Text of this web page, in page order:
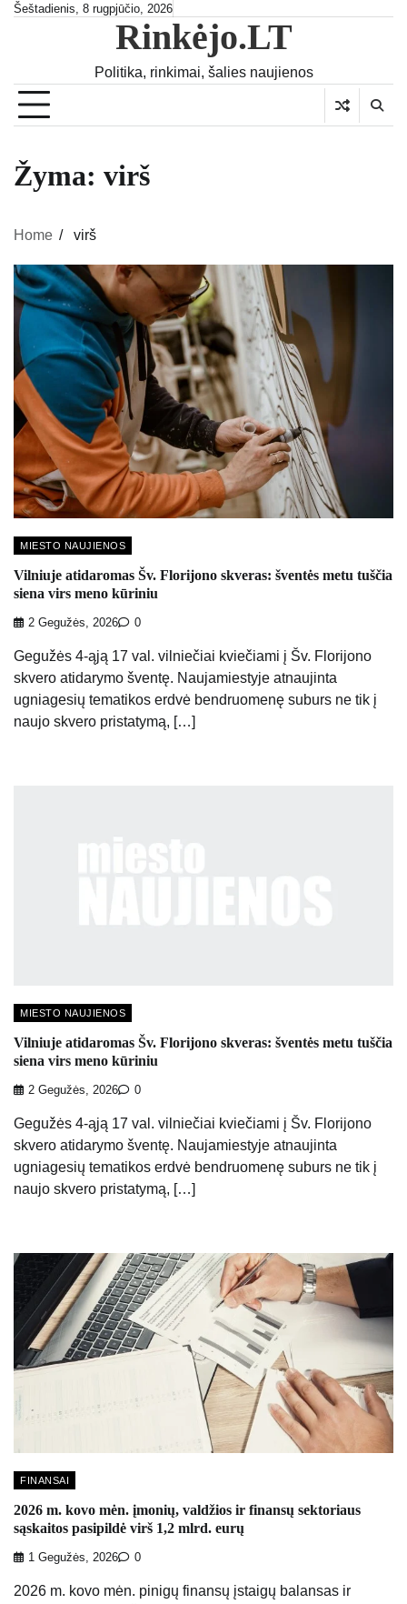
SkipŠeštadienis, 8 rugpjūčio, 2026
Rinkėjo.LT
Politika, rinkimai, šalies naujienos
Žyma: virš
Home virš
MIESTO NAUJIENOS
Vilniuje atidaromas Šv. Florijono skveras: šventės metu tuščia
siena virs meno kūriniu
2 Gegužės, 2026 0
Gegužės 4-ąją 17 val. vilniečiai kviečiami į Šv. Florijono
skvero atidarymo šventę. Naujamiestyje atnaujinta
ugniagesių tematikos erdvė bendruomenę suburs ne tik į
naujo skvero pristatymą, […]
MIESTO NAUJIENOS
Vilniuje atidaromas Šv. Florijono skveras: šventės metu tuščia
siena virs meno kūriniu
2 Gegužės, 2026 0
Gegužės 4-ąją 17 val. vilniečiai kviečiami į Šv. Florijono
skvero atidarymo šventę. Naujamiestyje atnaujinta
ugniagesių tematikos erdvė bendruomenę suburs ne tik į
naujo skvero pristatymą, […]
FINANSAI
2026 m. kovo mėn. įmonių, valdžios ir finansų sektoriaus
sąskaitos pasipildė virš 1,2 mlrd. eurų
1 Gegužės, 2026 0
2026 m. kovo mėn. pinigų finansų įstaigų balansas ir